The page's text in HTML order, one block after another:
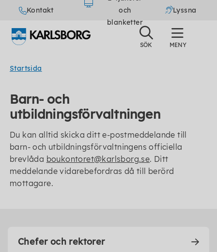
Kontakt
och
blanketter
Lyssna
Startsida
Barn- och
utbildningsförvaltningen
Du kan alltid skicka ditt e-postmeddelande till
barn- och utbildningsförvaltningens officiella
brevlåda boukontoret@karlsborg.se. Ditt
meddelande vidarebefordras då till berörd
mottagare.
Chefer och rektorer